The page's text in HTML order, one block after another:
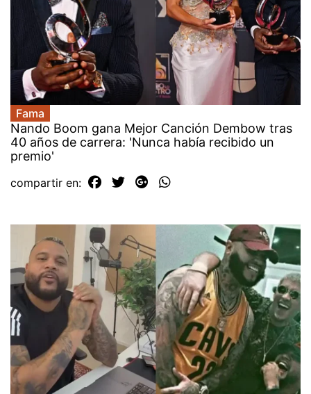
Fama
Nando Boom gana Mejor Canción Dembow tras
40 años de carrera: 'Nunca había recibido un
premio'
compartir en: